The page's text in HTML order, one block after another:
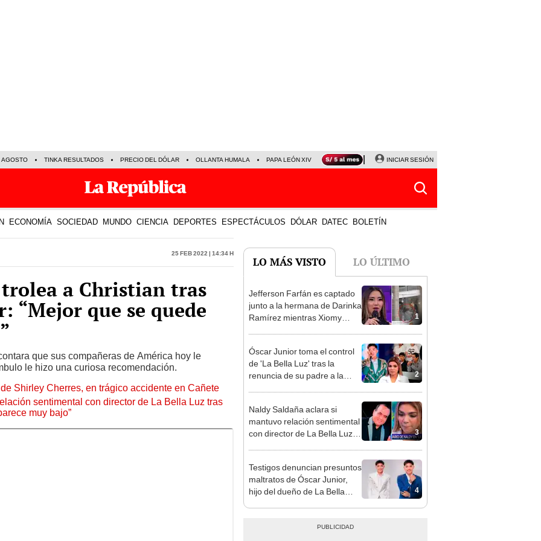
AGOSTO TINKA RESULTADOS PRECIO DEL DÓLAR OLLANTA HUMALA PAPA LEÓN XIV NALDY SALDAÑA LA BELLA LUZ
INICIAR SESIÓN
ECONOMÍA SOCIEDAD MUNDO CIENCIA DEPORTES ESPECTÁCULOS DÓLAR DATEC BOLETÍN
25 Feb 2022 | 14:34 h
a Christian tras
“Mejor que se quede
que sus compañeras de América hoy le
le hizo una curiosa recomendación.
Shirley Cherres, en trágico accidente en Cañete
sentimental con director de La Bella Luz tras
muy bajo”
LO MÁS VISTO LO ÚLTIMO
1
Jefferson Farfán es captado
junto a la hermana de Darinka
Ramírez mientras Xiomy
2
Óscar Junior toma el control
de 'La Bella Luz' tras la
renuncia de su padre a la
3
Naldy Saldaña aclara si
mantuvo relación sentimental
con director de La Bella Luz
bajo”
4
Testigos denuncian presuntos
maltratos de Óscar Junior,
hijo del dueño de La Bella